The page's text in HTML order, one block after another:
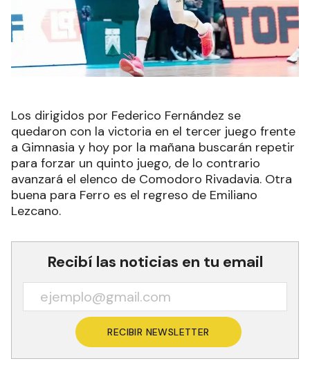
Los dirigidos por Federico Fernández se
quedaron con la victoria en el tercer juego frente
a Gimnasia y hoy por la mañana buscarán repetir
para forzar un quinto juego, de lo contrario
avanzará el elenco de Comodoro Rivadavia. Otra
buena para Ferro es el regreso de Emiliano
Lezcano.
Recibí las noticias en tu email
RECIBIR NEWSLETTER